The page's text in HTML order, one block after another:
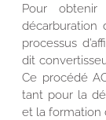
Pour
décarburation
processus
dit
Ce procédé
tant pour la
et la formation